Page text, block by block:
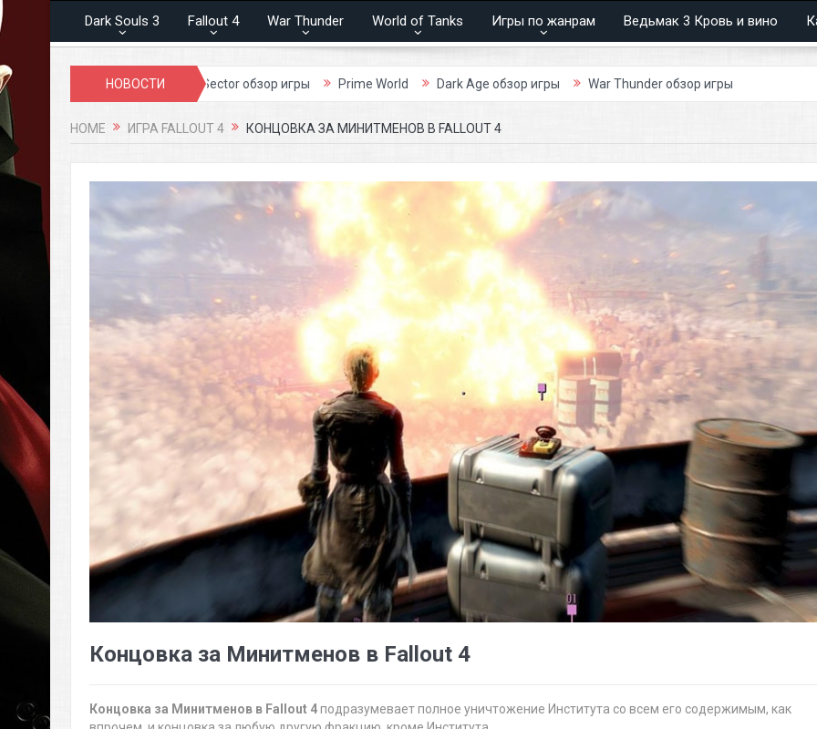
Dark Souls 3 Fallout 4 War Thunder World of Tanks Игры по жанрам Ведьмак 3 Кровь и вино
НОВОСТИ
игры Lost Sector обзор игры Prime World Dark Age обзор игры War Thunder обзор игры
HOME ИГРА FALLOUT 4 КОНЦОВКА ЗА МИНИТМЕНОВ В FALLOUT 4
Концовка за Минитменов в Fallout 4
Концовка за Минитменов в Fallout 4подразумевает полное уничтожение Института со всем его содержимым, как